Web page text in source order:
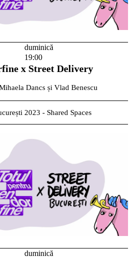
duminică
19:00
x Street Delivery
Dancs și Vlad Benescu
2023 - Shared Spaces
duminică